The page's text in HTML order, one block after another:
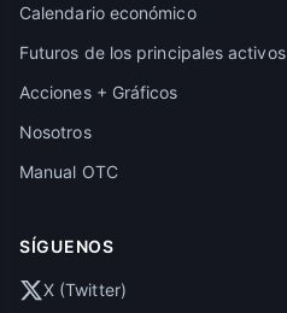
Calendario económico
Futuros de los principales activos
Acciones + Gráficos
Nosotros
Manual OTC
SÍGUENOS
X (Twitter)